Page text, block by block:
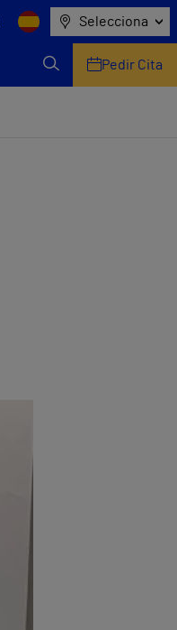
Selecciona
Pedir Cita